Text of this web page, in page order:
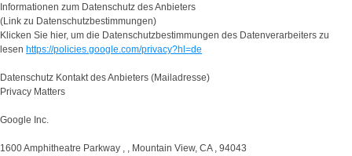
Informationen zum Datenschutz des Anbieters
(Link zu Datenschutzbestimmungen)
Klicken Sie hier, um die Datenschutzbestimmungen des Datenverarbeiters zu
lesen https://policies.google.com/privacy?hl=de
Datenschutz Kontakt des Anbieters (Mailadresse)
Privacy Matters
Google Inc.
1600 Amphitheatre Parkway , , Mountain View, CA , 94043